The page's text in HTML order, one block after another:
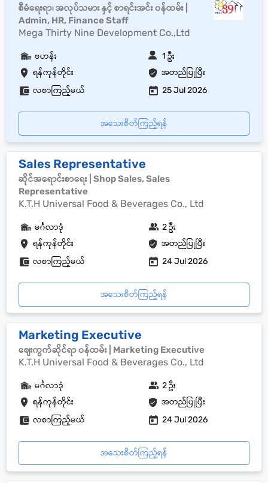
စီမံရေးရာ၊ အလုပ်သမား နှင့် စာရင်းအင်း ၀န်ထမ်း |
Admin, HR, Finance Staff
Mega Thirty Nine Development Co.,Ltd
ရန်ကုန်တိုင်း အတည်ပြုပြီး
ဗဟန်း 1 ဦး
လစာကြည့်မယ် 25 Jul 2026
အသေးစိတ်ကြည့်ရန်
Sales Representative
ဆိုင်အရောင်းစာရေး | Shop Sales, Sales
Representative
K.T.H Universal Food & Beverages Co., Ltd
ရန်ကုန်တိုင်း အတည်ပြုပြီး
မင်္ဂလာဒုံ 2 ဦး
လစာကြည့်မယ် 24 Jul 2026
အသေးစိတ်ကြည့်ရန်
Marketing Executive
စျေးကွက်ဆိုင်ရာ ၀န်ထမ်း | Marketing Executive
K.T.H Universal Food & Beverages Co., Ltd
ရန်ကုန်တိုင်း အတည်ပြုပြီး
မင်္ဂလာဒုံ 2 ဦး
လစာကြည့်မယ် 24 Jul 2026
အသေးစိတ်ကြည့်ရန်